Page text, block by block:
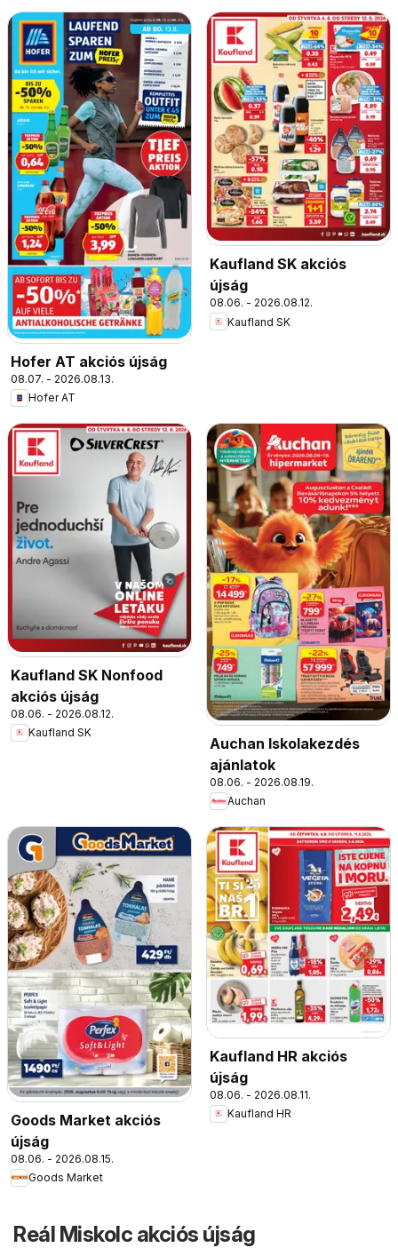
Hofer AT akciós újság
08.07. - 2026.08.13.
Hofer AT
Kaufland SK akciós
újság
08.06. - 2026.08.12.
Kaufland SK
Kaufland SK Nonfood
akciós újság
08.06. - 2026.08.12.
Kaufland SK
Auchan Iskolakezdés
ajánlatok
08.06. - 2026.08.19.
Auchan
Goods Market akciós
újság
08.06. - 2026.08.15.
Goods Market
Kaufland HR akciós
újság
08.06. - 2026.08.11.
Kaufland HR
Reál Miskolc akciós újság